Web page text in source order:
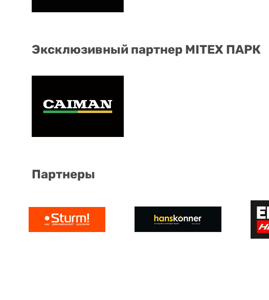
Эксклюзивный партнер MITEX ПАРК
Партнеры